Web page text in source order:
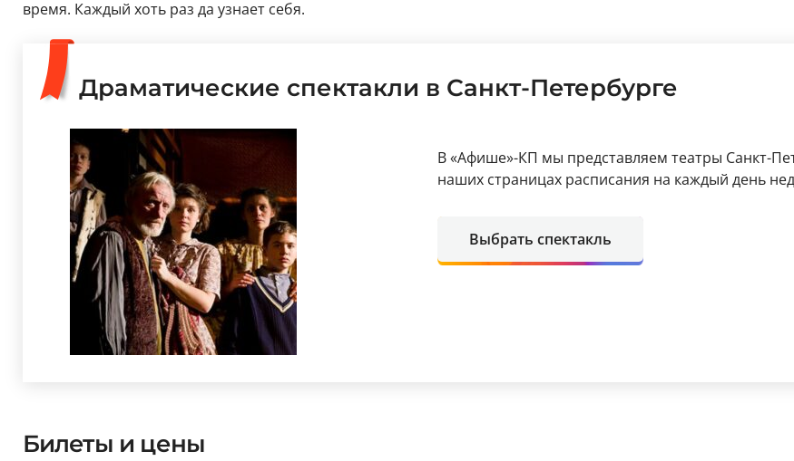
время. Каждый хоть раз да узнает себя.
Драматические спектакли в Санкт-Петербурге
В «Афише»-КП мы представляем театры Санкт-
наших страницах расписания на каждый день
Выбрать спектакль
Билеты и цены